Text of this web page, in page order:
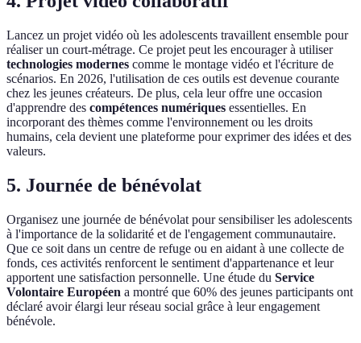
Lancez un projet vidéo où les adolescents travaillent ensemble pour
réaliser un court-métrage. Ce projet peut les encourager à utiliser
technologies modernes comme le montage vidéo et l'écriture de
scénarios. En 2026, l'utilisation de ces outils est devenue courante
chez les jeunes créateurs. De plus, cela leur offre une occasion
d'apprendre des compétences numériques essentielles. En
incorporant des thèmes comme l'environnement ou les droits
humains, cela devient une plateforme pour exprimer des idées et des
valeurs.
5. Journée de bénévolat
Organisez une journée de bénévolat pour sensibiliser les adolescents
à l'importance de la solidarité et de l'engagement communautaire.
Que ce soit dans un centre de refuge ou en aidant à une collecte de
fonds, ces activités renforcent le sentiment d'appartenance et leur
apportent une satisfaction personnelle. Une étude du Service
Volontaire Européen a montré que 60% des jeunes participants ont
déclaré avoir élargi leur réseau social grâce à leur engagement
bénévole.